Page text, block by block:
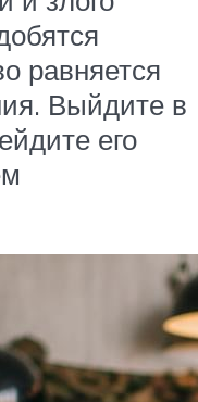
равняется
Выйдите в
его